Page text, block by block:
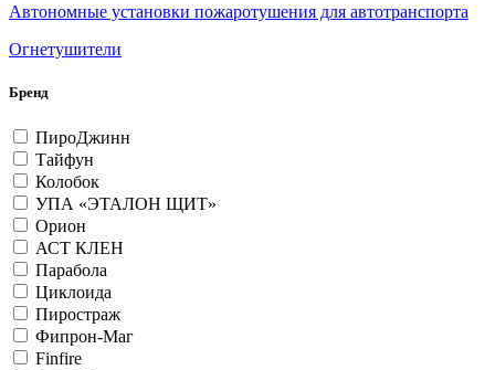
Автономные установки пожаротушения для автотранспорта
Огнетушители
Бренд
ПироДжинн
Тайфун
Колобок
УПА «ЭТАЛОН ЩИТ»
Орион
АСТ КЛЕН
Парабола
Циклоидa
Пиростраж
Фипрон-Маг
Finfire